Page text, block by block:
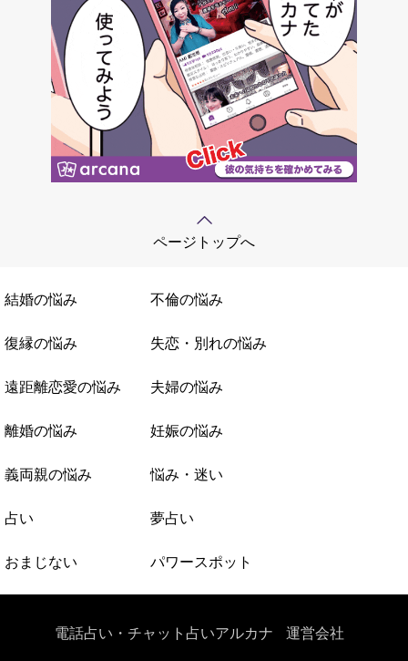
ページトップへ
結婚の悩み 不倫の悩み
復縁の悩み 失恋・別れの悩み
遠距離恋愛の悩み 夫婦の悩み
離婚の悩み 妊娠の悩み
義両親の悩み 悩み・迷い
占い 夢占い
おまじない パワースポット
電話占い・チャット占いアルカナ
運営会社